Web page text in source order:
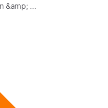
&amp; …